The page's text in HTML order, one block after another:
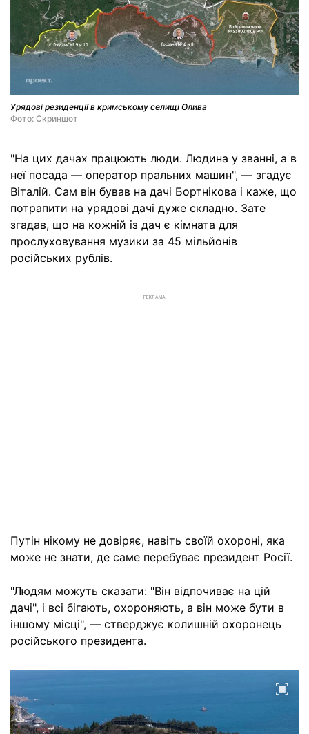
Урядові резиденції в кримському селищі Олива
Фото: Скриншот
"На цих дачах працюють люди. Людина у званні, а в
неї посада — оператор пральних машин", — згадує
Віталій. Сам він бував на дачі Бортнікова і каже, що
потрапити на урядові дачі дуже складно. Зате
згадав, що на кожній із дач є кімната для
прослуховування музики за 45 мільйонів
російських рублів.
РЕКЛАМА
Путін нікому не довіряє, навіть своїй охороні, яка
може не знати, де саме перебуває президент Росії.
"Людям можуть сказати: "Він відпочиває на цій
дачі", і всі бігають, охороняють, а він може бути в
іншому місці", — стверджує колишній охоронець
російського президента.